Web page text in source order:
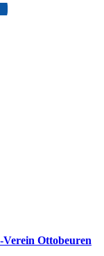
Ottobeuren